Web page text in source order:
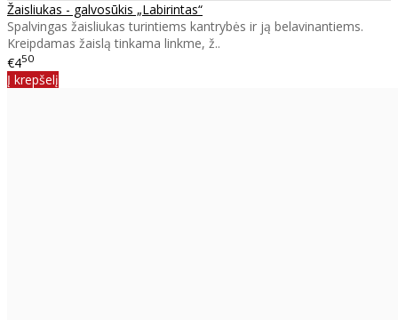
Žaisliukas - galvosūkis „Labirintas“
Spalvingas žaisliukas turintiems kantrybės ir ją belavinantiems.
Kreipdamas žaislą tinkama linkme, ž..
€450
Į krepšelį